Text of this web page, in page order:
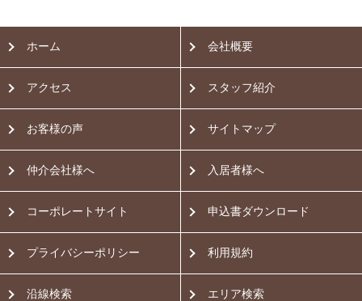
ホーム 会社概要
アクセス スタッフ紹介
お客様の声 サイトマップ
仲介会社様へ 入居者様へ
コーポレートサイト 申込書ダウンロード
プライバシーポリシー 利用規約
沿線検索 エリア検索